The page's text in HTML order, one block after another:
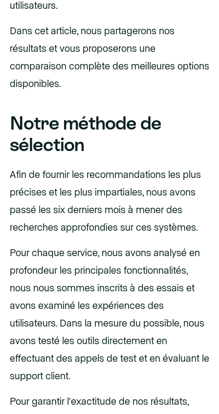
utilisateurs.
Dans cet article, nous partagerons nos
résultats et vous proposerons une
comparaison complète des meilleures options
disponibles.
Notre méthode de
sélection
Afin de fournir les recommandations les plus
précises et les plus impartiales, nous avons
passé les six derniers mois à mener des
recherches approfondies sur ces systèmes.
Pour chaque service, nous avons analysé en
profondeur les principales fonctionnalités,
nous nous sommes inscrits à des essais et
avons examiné les expériences des
utilisateurs. Dans la mesure du possible, nous
avons testé les outils directement en
effectuant des appels de test et en évaluant le
support client.
Pour garantir l'exactitude de nos résultats,